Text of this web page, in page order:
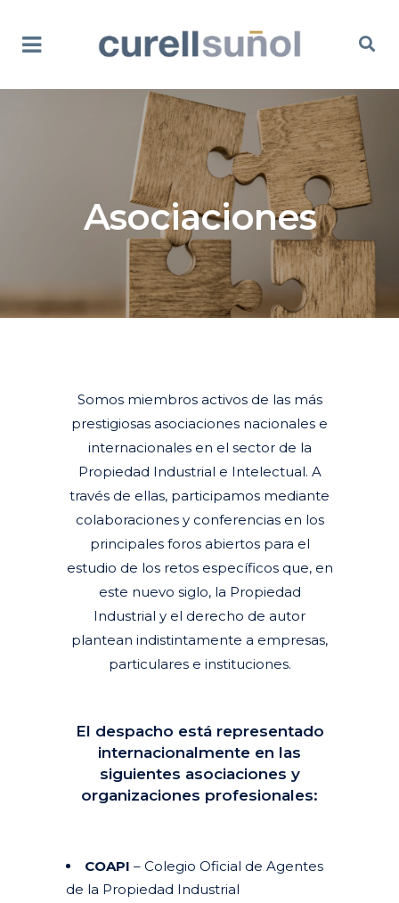
Asociaciones
Somos miembros activos de las más
prestigiosas asociaciones nacionales e
internacionales en el sector de la
Propiedad Industrial e Intelectual. A
través de ellas, participamos mediante
colaboraciones y conferencias en los
principales foros abiertos para el
estudio de los retos específicos que, en
este nuevo siglo, la Propiedad
Industrial y el derecho de autor
plantean indistintamente a empresas,
particulares e instituciones.
El despacho está representado
internacionalmente en las
siguientes asociaciones y
organizaciones profesionales:
COAPI – Colegio Oficial de Agentes
de la Propiedad Industrial